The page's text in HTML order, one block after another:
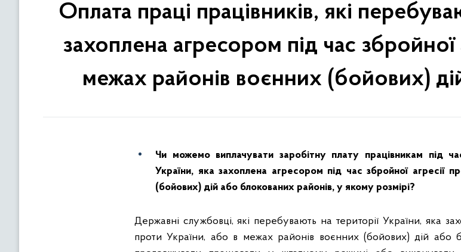
Оплата праці працівників, які
захоплена агресором під час збройної
межах районів воєнних (бойових)
Чи можемо виплачувати заробітну плату працівникам під
України, яка захоплена агресором під час збройної агресії
(бойових) дій або блокованих районів, у якому розмірі?
Державні службовці, які перебувають на території України, яка
проти України, або в межах районів воєнних (бойових) дій або